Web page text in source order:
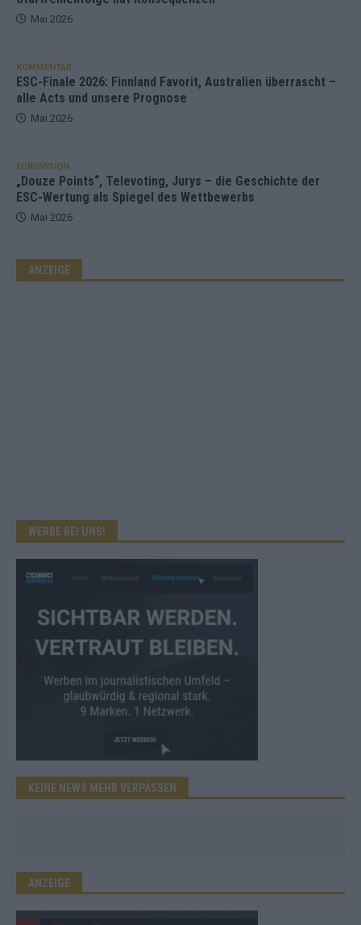
Mai 2026
KOMMENTAR
ESC-Finale 2026: Finnland Favorit, Australien überrascht –
alle Acts und unsere Prognose
Mai 2026
EUROVISION
„Douze Points“, Televoting, Jurys – die Geschichte der
ESC-Wertung als Spiegel des Wettbewerbs
Mai 2026
ANZEIGE
WERBE BEI UNS!
KEINE NEWS MEHR VERPASSEN
ANZEIGE